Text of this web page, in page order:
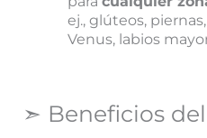
ej., glúteos,
Venus, labios
➣ Beneficios